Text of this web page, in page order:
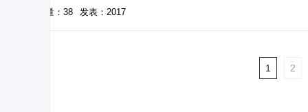
被引量：38 发表：2017
1 2